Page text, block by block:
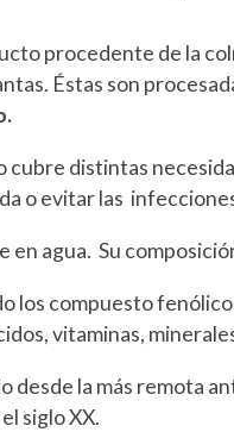
procedente de la
Éstas son
cubre distintas
o evitar las
en agua. Su
los compuesto
vitaminas,
desde la más remota
siglo XX.